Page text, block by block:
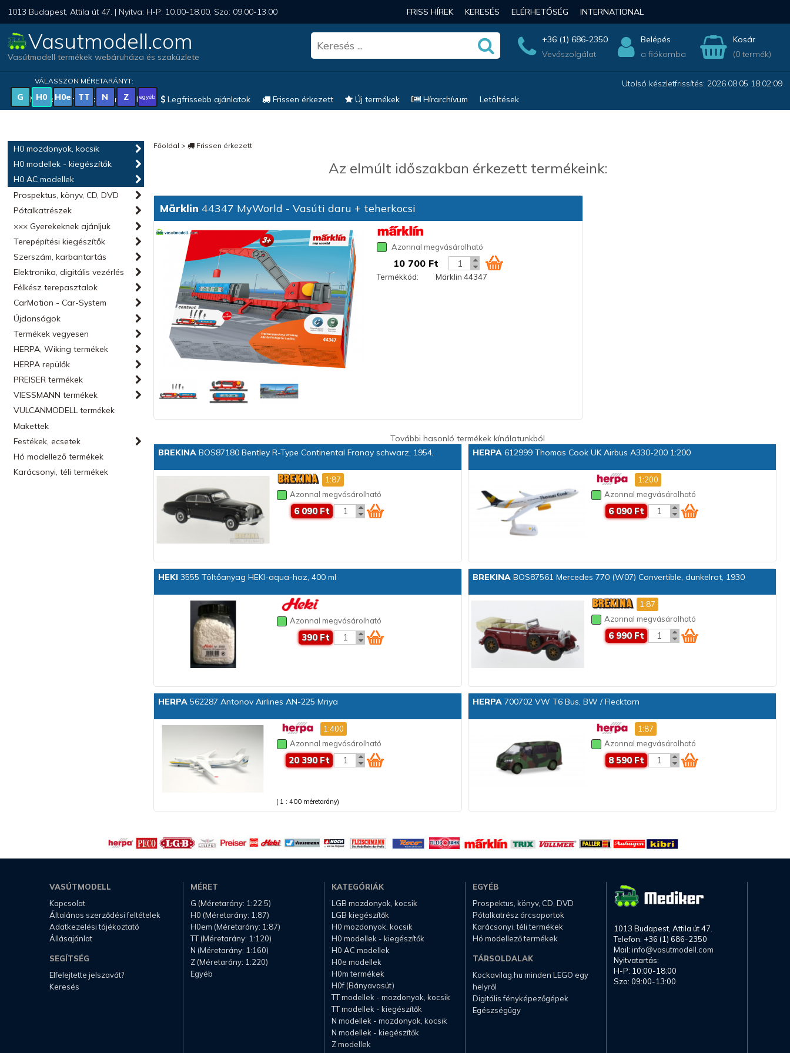
1013 Budapest, Attila út 47. | Nyitva: H-P: 10.00-18.00, Szo: 09.00-13.00 FRISS HÍREK KERESÉS ELÉRHETŐSÉG INTERNATIONAL
Vasutmodell.com
Vasútmodell termékek webáruháza és szaküzlete
+36 (1) 686-2350
Vevőszolgálat
Belépés
a fiókomba
Kosár
(0 termék)
VÁLASSZON MÉRETARÁNYT:
G H0 H0e TT N Z egyéb
Utolsó készletfrissítés: 2026.08.05 18:02:09
Magyar vonatkozású modellek
Legfrissebb ajánlatok Frissen érkezett Új termékek Hírarchívum Letöltések
H0 mozdonyok, kocsik
H0 modellek - kiegészítők
H0 AC modellek
Prospektus, könyv, CD, DVD
Pótalkatrészek
××× Gyerekeknek ajánljuk
Terepépítési kiegészítők
Szerszám, karbantartás
Elektronika, digitális vezérlés
Félkész terepasztalok
CarMotion - Car-System
Újdonságok
Termékek vegyesen
HERPA, Wiking termékek
HERPA repülők
PREISER termékek
VIESSMANN termékek
VULCANMODELL termékek
Makettek
Festékek, ecsetek
Hó modellező termékek
Karácsonyi, téli termékek
Főoldal > Frissen érkezett
Az elmúlt időszakban érkezett termékeink:
Märklin 44347 MyWorld - Vasúti daru + teherkocsi
Azonnal megvásárolható
10 700 Ft
Termékkód: Märklin 44347
További hasonló termékek kínálatunkból
BREKINA BOS87180 Bentley R-Type Continental Franay schwarz, 1954,
1:87
Azonnal megvásárolható
6 090 Ft
HERPA612999 Thomas Cook UK Airbus A330-200 1:200
1:200
Azonnal megvásárolható
6 090 Ft
HEKI 3555 Töltőanyag HEKI-aqua-hoz, 400 ml
Azonnal megvásárolható
390 Ft
BREKINABOS87561 Mercedes 770 (W07) Convertible, dunkelrot, 1930
1:87
Azonnal megvásárolható
6 990 Ft
HERPA 562287 Antonov Airlines AN-225 Mriya
1:400
Azonnal megvásárolható
20 390 Ft
( 1 : 400 méretarány)
HERPA700702 VW T6 Bus, BW / Flecktarn
1:87
Azonnal megvásárolható
8 590 Ft
VASÚTMODELL
Kapcsolat
Általános szerződési feltételek
Adatkezelési tájékoztató
Állásajánlat
SEGÍTSÉG
Elfelejtette jelszavát?
Keresés
MÉRET
G (Méretarány: 1:22.5)
H0 (Méretarány: 1:87)
H0em (Méretarány: 1:87)
TT (Méretarány: 1:120)
N (Méretarány: 1:160)
Z (Méretarány: 1:220)
Egyéb
KATEGÓRIÁK
LGB mozdonyok, kocsik
LGB kiegészítők
H0 mozdonyok, kocsik
H0 modellek - kiegészítők
H0 AC modellek
H0e modellek
H0m termékek
H0f (Bányavasút)
TT modellek - mozdonyok, kocsik
TT modellek - kiegészítők
N modellek - mozdonyok, kocsik
N modellek - kiegészítők
Z modellek
EGYÉB
Prospektus, könyv, CD, DVD
Pótalkatrész árcsoportok
Karácsonyi, téli termékek
Hó modellező termékek
TÁRSOLDALAK
Kockavilag.hu minden LEGO egy
helyről
Digitális fényképezőgépek
Egészségügy
1013 Budapest, Attila út 47.
Telefon: +36 (1) 686-2350
Mail: info@vasutmodell.com
Nyitvatartás:
H-P: 10:00-18:00
Szo: 09:00-13:00